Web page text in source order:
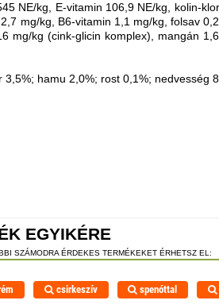
NE/kg, E-vitamin 106,9 NE/kg, kolin-
mg/kg, B6-vitamin 1,1 mg/kg, folsav
mg/kg (cink-glicin komplex), mangán
hamu 2,0%; rost 0,1%; nedvesség
EGYIKÉRE
SZÁMODRA ÉRDEKES TERMÉKEKET ÉRHETSZ EL:
csirkeszív spenóttal